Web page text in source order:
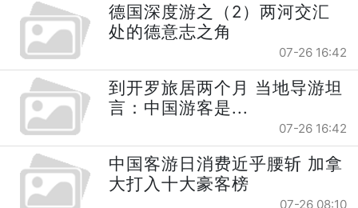
德国深度游之（2）两河交汇
处的德意志之角
07-26 16:42
到开罗旅居两个月 当地导游坦
言：中国游客是...
07-26 16:42
中国客游日消费近乎腰斩 加拿
大打入十大豪客榜
07-26 08:10